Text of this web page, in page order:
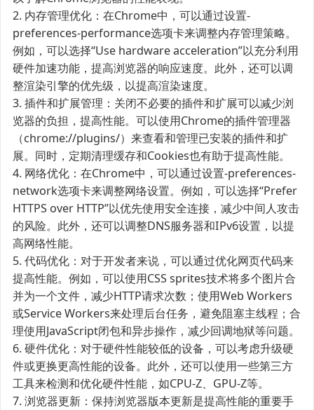
2. 内存管理优化：在Chrome中，可以通过设置-
preferences-performance选项卡来调整内存管理策略。
例如，可以选择“Use hardware acceleration”以充分利用
硬件加速功能，提高浏览器的响应速度。此外，还可以调
整渲染引擎的优先级，以提高渲染速度。
3. 插件和扩展管理：关闭不必要的插件和扩展可以减少浏
览器的负担，提高性能。可以使用Chrome的插件管理器
（chrome://plugins/）来查看和管理已安装的插件和扩
展。同时，定期清理缓存和Cookies也有助于提高性能。
4. 网络优化：在Chrome中，可以通过设置-preferences-
network选项卡来调整网络设置。例如，可以选择“Prefer
HTTPS over HTTP”以优先使用安全连接，减少中间人攻击
的风险。此外，还可以调整DNS服务器和IPv6设置，以提
高网络性能。
5. 代码优化：对于开发者来说，可以通过优化网页代码来
提高性能。例如，可以使用CSS sprites技术将多个图片合
并为一个文件，减少HTTP请求次数；使用Web Workers
或Service Workers来处理后台任务，避免阻塞主线程；合
理使用JavaScript闭包和异步操作，减少回调地狱等问题。
6. 硬件优化：对于硬件性能较低的设备，可以考虑升级硬
件或更换更高性能的设备。此外，还可以使用一些第三方
工具来检测和优化硬件性能，如CPU-Z、GPU-Z等。
7. 浏览器更新：保持浏览器版本更新是提高性能的重要手